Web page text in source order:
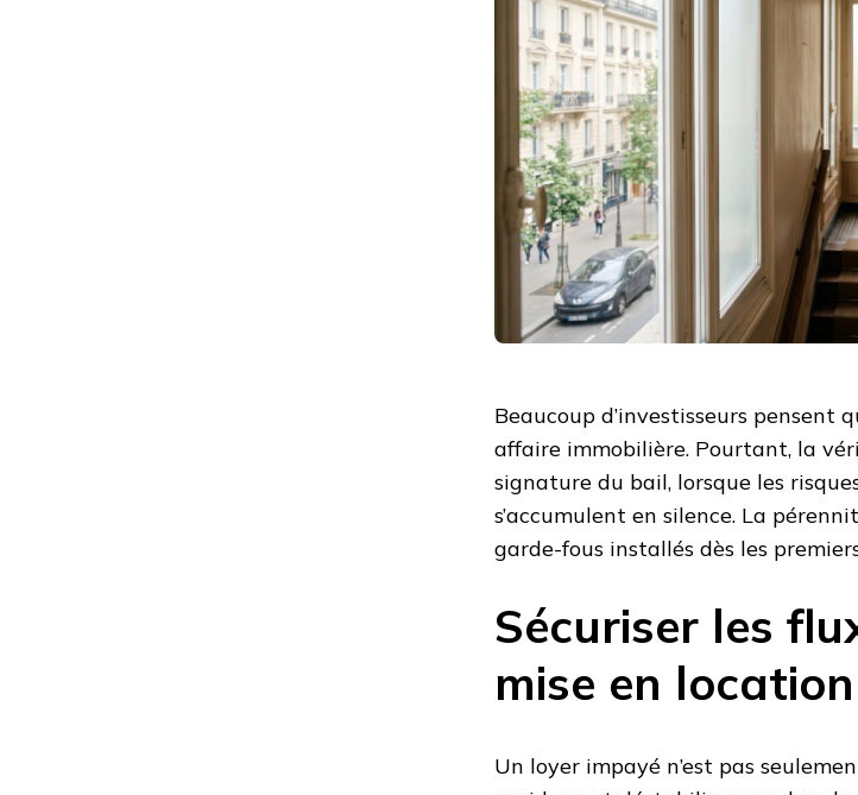
Beaucoup d’investisseurs pensent
affaire immobilière. Pourtant, la
signature du bail, lorsque les
s’accumulent en silence. La
garde-fous installés dès les
Sécuriser les
mise en location
Un loyer impayé n’est pas